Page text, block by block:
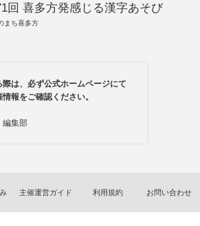
回 喜多方発感じる漢字あそび
まち喜多方
際は、必ず公式ホームページにて
報をご確認ください。
編集部
主催運営ガイド 利用規約 お問い合わせ